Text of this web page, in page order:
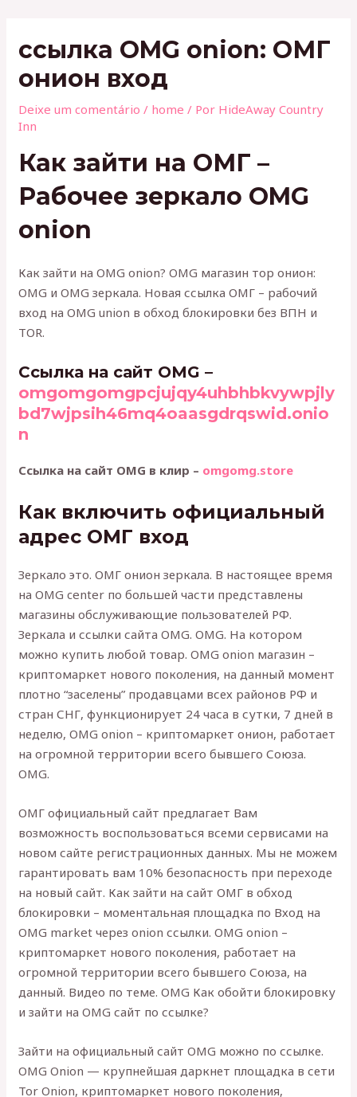
ссылка OMG onion: ОМГ
онион вход
Deixe um comentário / home / Por HideAway Country
Inn
Как зайти на ОМГ –
Рабочее зеркало OMG
onion
Как зайти на OMG onion? OMG магазин тор онион:
OMG и OMG зеркала. Новая ссылка ОМГ – рабочий
вход на OMG union в обход блокировки без ВПН и
TOR.
Ссылка на сайт OMG –
omgomgomgpcjujqy4uhbhbkvywpjly
bd7wjpsih46mq4oaasgdrqswid.onio
n
Ссылка на сайт OMG в клир – omgomg.store
Как включить официальный
адрес ОМГ вход
Зеркало это. ОМГ онион зеркала. В настоящее время
на OMG center по большей части представлены
магазины обслуживающие пользователей РФ.
Зеркала и ссылки сайта OMG. OMG. На котором
можно купить любой товар. OMG onion магазин –
криптомаркет нового поколения, на данный момент
плотно “заселены” продавцами всех районов РФ и
стран СНГ, функционирует 24 часа в сутки, 7 дней в
неделю, OMG onion – криптомаркет онион, работает
на огромной территории всего бывшего Союза.
OMG.
ОМГ официальный сайт предлагает Вам
возможность воспользоваться всеми сервисами на
новом сайте регистрационных данных. Мы не можем
гарантировать вам 10% безопасность при переходе
на новый сайт. Как зайти на сайт ОМГ в обход
блокировки – моментальная площадка по Вход на
OMG market через onion ссылки. OMG onion –
криптомаркет нового поколения, работает на
огромной территории всего бывшего Союза, на
данный. Видео по теме. OMG Как обойти блокировку
и зайти на OMG сайт по ссылке?
Зайти на официальный сайт OMG можно по ссылке.
OMG Onion — крупнейшая даркнет площадка в сети
Tor Onion, криптомаркет нового поколения,